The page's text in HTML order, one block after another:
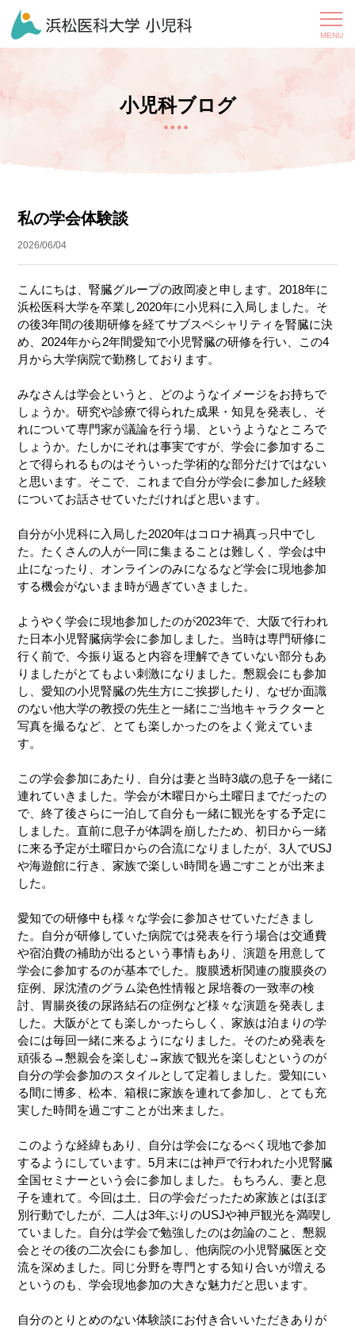
小児科ブログ
私の学会体験談
2026/06/04
こんにちは、腎臓グループの政岡凌と申します。2018年に
浜松医科大学を卒業し2020年に小児科に入局しました。そ
の後3年間の後期研修を経てサブスペシャリティを腎臓に決
め、2024年から2年間愛知で小児腎臓の研修を行い、この4
月から大学病院で勤務しております。
みなさんは学会というと、どのようなイメージをお持ちで
しょうか。研究や診療で得られた成果・知見を発表し、そ
れについて専門家が議論を行う場、というようなところで
しょうか。たしかにそれは事実ですが、学会に参加するこ
とで得られるものはそういった学術的な部分だけではない
と思います。そこで、これまで自分が学会に参加した経験
についてお話させていただければと思います。
自分が小児科に入局した2020年はコロナ禍真っ只中でし
た。たくさんの人が一同に集まることは難しく、学会は中
止になったり、オンラインのみになるなど学会に現地参加
する機会がないまま時が過ぎていきました。
ようやく学会に現地参加したのが2023年で、大阪で行われ
た日本小児腎臓病学会に参加しました。当時は専門研修に
行く前で、今振り返ると内容を理解できていない部分もあ
りましたがとてもよい刺激になりました。懇親会にも参加
し、愛知の小児腎臓の先生方にご挨拶したり、なぜか面識
のない他大学の教授の先生と一緒にご当地キャラクターと
写真を撮るなど、とても楽しかったのをよく覚えていま
す。
この学会参加にあたり、自分は妻と当時3歳の息子を一緒に
連れていきました。学会が木曜日から土曜日までだったの
で、終了後さらに一泊して自分も一緒に観光をする予定に
しました。直前に息子が体調を崩したため、初日から一緒
に来る予定が土曜日からの合流になりましたが、3人でUSJ
や海遊館に行き、家族で楽しい時間を過ごすことが出来ま
した。
愛知での研修中も様々な学会に参加させていただきまし
た。自分が研修していた病院では発表を行う場合は交通費
や宿泊費の補助が出るという事情もあり、演題を用意して
学会に参加するのが基本でした。腹膜透析関連の腹膜炎の
症例、尿沈渣のグラム染色性情報と尿培養の一致率の検
討、胃腸炎後の尿路結石の症例など様々な演題を発表しま
した。大阪がとても楽しかったらしく、家族は泊まりの学
会には毎回一緒に来るようになりました。そのため発表を
頑張る→懇親会を楽しむ→家族で観光を楽しむというのが
自分の学会参加のスタイルとして定着しました。愛知にい
る間に博多、松本、箱根に家族を連れて参加し、とても充
実した時間を過ごすことが出来ました。
このような経緯もあり、自分は学会になるべく現地で参加
するようにしています。5月末には神戸で行われた小児腎臓
全国セミナーという会に参加しました。もちろん、妻と息
子を連れて。今回は土、日の学会だったため家族とはほぼ
別行動でしたが、二人は3年ぶりのUSJや神戸観光を満喫し
ていました。自分は学会で勉強したのは勿論のこと、懇親
会とその後の二次会にも参加し、他病院の小児腎臓医と交
流を深めました。同じ分野を専門とする知り合いが増える
というのも、学会現地参加の大きな魅力だと思います。
自分のとりとめのない体験談にお付き合いいただきありが